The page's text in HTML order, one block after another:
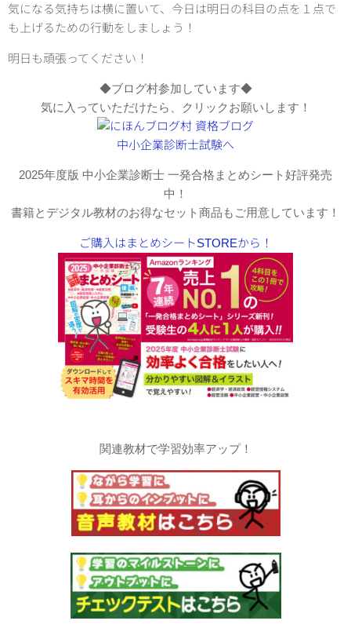
気になる気持ちは横に置いて、今日は明日の科目の点を１点で
も上げるための行動をしましょう！
明日も頑張ってください！
◆ブログ村参加しています◆
気に入っていただけたら、クリックお願いします！
2025年度版 中小企業診断士 一発合格まとめシート好評発売
中！
書籍とデジタル教材のお得なセット商品もご用意しています！
ご購入はまとめシートSTOREから！
関連教材で学習効率アップ！